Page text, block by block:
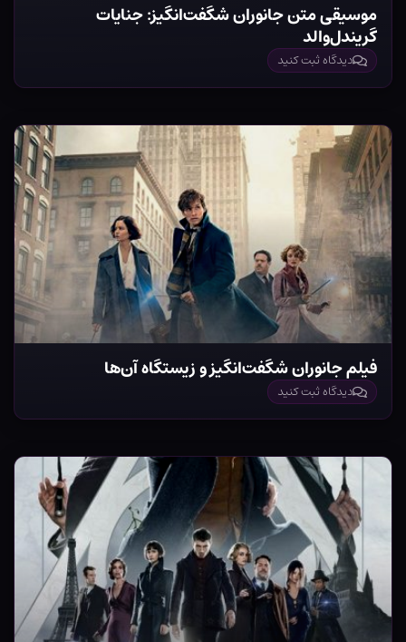
موسیقی متن جانوران شگفت‌انگیز: جنایات
گریندل‌والد
دیدگاه ثبت کنید
فیلم جانوران شگفت‌انگیز و زیستگاه آن‌ها
دیدگاه ثبت کنید